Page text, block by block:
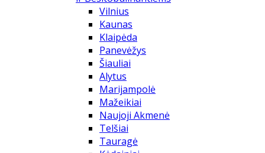
Vilnius
Kaunas
Klaipėda
Panevėžys
Šiauliai
Alytus
Marijampolė
Mažeikiai
Naujoji Akmenė
Telšiai
Tauragė